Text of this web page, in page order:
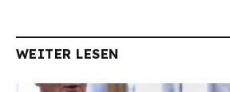
WEITER LESEN